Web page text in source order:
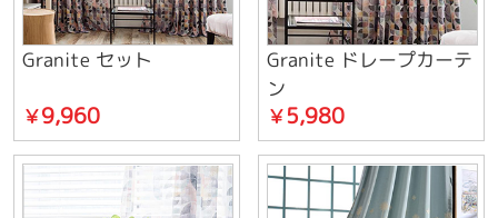
Granite セット
￥9,960
Granite ドレープカーテ
ン
￥5,980